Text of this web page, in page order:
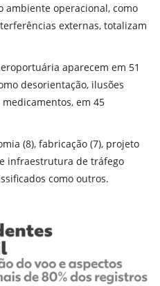
ambiente operacional, como
externas, totalizam
aparecem em 51
desorientação, ilusões
em 45
(8), fabricação (7), projeto
infraestrutura de tráfego
como outros.